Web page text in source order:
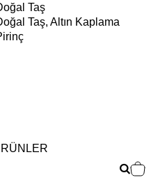
Taş
Taş, Altın Kaplama